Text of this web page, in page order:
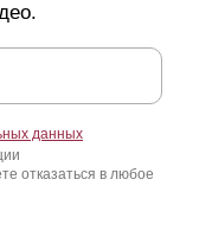
данных
отказаться в любое